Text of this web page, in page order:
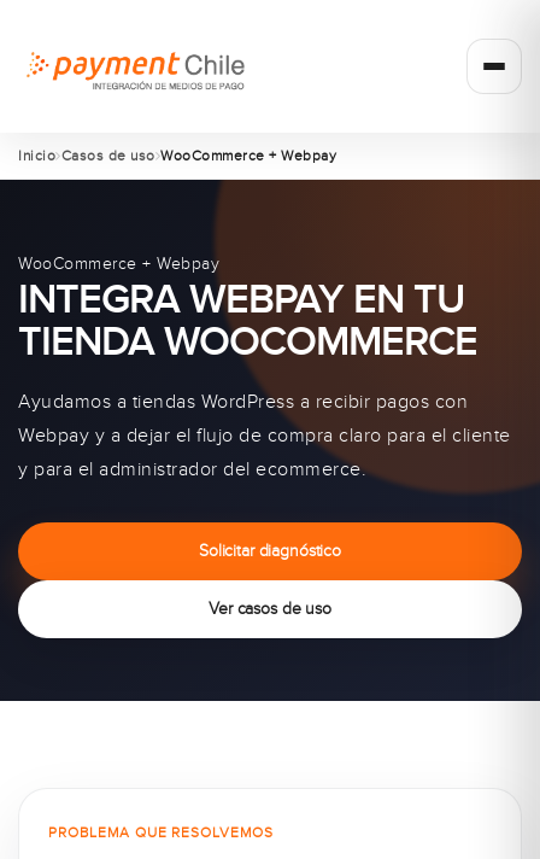
Inicio Casos de uso WooCommerce + Webpay
WooCommerce + Webpay
INTEGRA WEBPAY EN TU
TIENDA WOOCOMMERCE
Ayudamos a tiendas WordPress a recibir pagos con
Webpay y a dejar el flujo de compra claro para el cliente
y para el administrador del ecommerce.
Solicitar diagnóstico
Ver casos de uso
PROBLEMA QUE RESOLVEMOS